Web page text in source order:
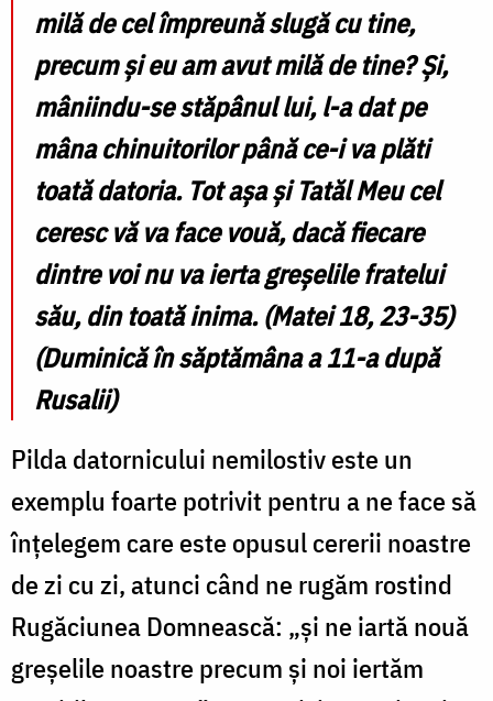
milă de cel împreună slugă cu tine,
precum și eu am avut milă de tine? Și,
mâniindu-se stăpânul lui, l-a dat pe
mâna chinuitorilor până ce-i va plăti
toată datoria. Tot așa și Tatăl Meu cel
ceresc vă va face vouă, dacă fiecare
dintre voi nu va ierta greșelile fratelui
său, din toată inima.(Matei 18, 23-35)
(Duminică în săptămâna a 11-a după
Rusalii)
Pilda datornicului nemilostiv este un
exemplu foarte potrivit pentru a ne face să
înțelegem care este opusul cererii noastre
de zi cu zi, atunci când ne rugăm rostind
Rugăciunea Domnească: „și ne iartă nouă
greșelile noastre precum și noi iertăm